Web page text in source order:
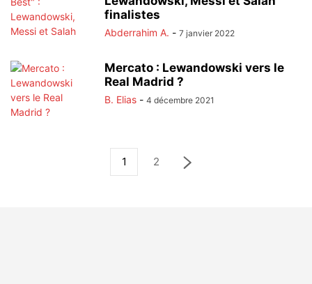
finalistes
Abderrahim A. - 7 janvier 2022
Mercato : Lewandowski vers le
Real Madrid ?
B. Elias - 4 décembre 2021
1 2